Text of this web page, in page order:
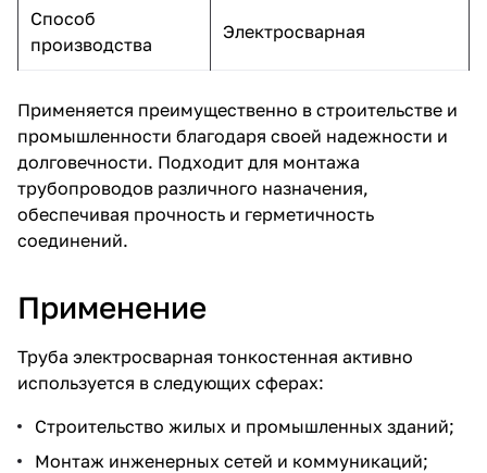
Способ
производства
Электросварная
Применяется преимущественно в строительстве и
промышленности благодаря своей надежности и
долговечности. Подходит для монтажа
трубопроводов различного назначения,
обеспечивая прочность и герметичность
соединений.
Применение
Труба электросварная тонкостенная активно
используется в следующих сферах:
Строительство жилых и промышленных зданий;
Монтаж инженерных сетей и коммуникаций;